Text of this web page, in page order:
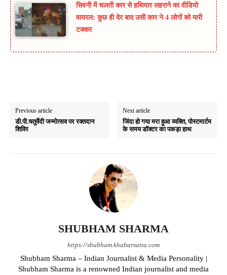
सिवनी में चलती कार से हथियार लहराने का वीडियो
वायरल: कुछ ही देर बाद उसी कार ने 4 लोगों को मारी
टक्कर
Previous article
डी.पी.चतुर्वेदी जन्मोत्सव पर रक्तदान
शिविर
Next article
जिंदा हो गया मरा हुआ व्यक्ति, पोस्टमार्टम
के समय डॉक्टर का पकड़ा हाथ
SHUBHAM SHARMA
https://shubham.khabarsatta.com
Shubham Sharma – Indian Journalist & Media Personality |
Shubham Sharma is a renowned Indian journalist and media